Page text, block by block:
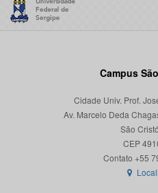
Campus
Cidade Univ. Prof.
Av. Marcelo Deda
São
CEP